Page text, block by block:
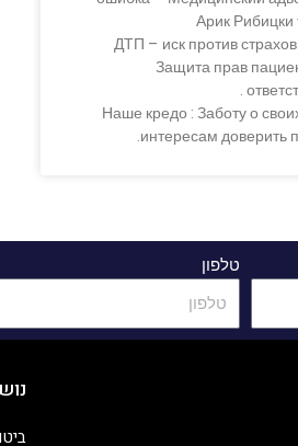
Арик
– ДТП – иск против
Защита прав
Наше кредо : Заботу о
интересам доверить
טלפון